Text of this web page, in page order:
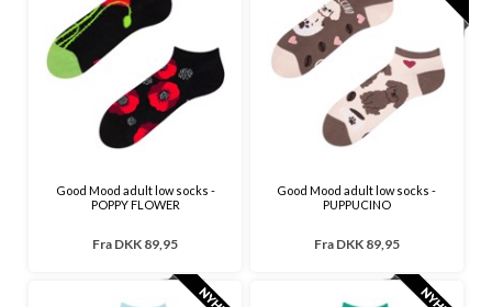
Good Mood adult low socks -
POPPY FLOWER
Fra DKK 89,95
Good Mood adult low socks -
PUPPUCINO
Fra DKK 89,95